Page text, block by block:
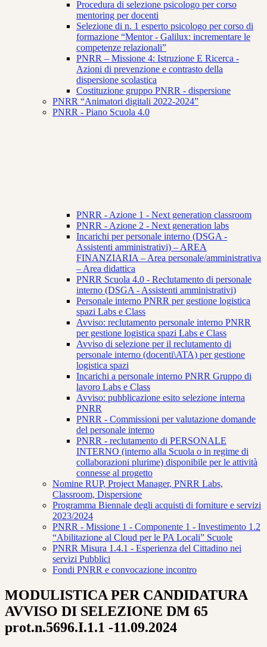
Procedura di selezione psicologo per corso
mentoring per docenti
Selezione di n. 1 esperto psicologo per corso di
formazione “Mentor - Galilux: incrementare le
competenze relazionali”
PNRR – Missione 4: Istruzione E Ricerca -
Azioni di prevenzione e contrasto della
dispersione scolastica
Costituzione gruppo PNRR - dispersione
PNRR “Animatori digitali 2022-2024”
PNRR - Piano Scuola 4.0
PNRR - Azione 1 - Next generation classroom
PNRR - Azione 2 - Next generation labs
Incarichi per personale interno (DSGA -
Assistenti amministrativi) – AREA
FINANZIARIA – Area personale/amministrativa
– Area didattica
PNRR Scuola 4.0 - Reclutamento di personale
interno (DSGA - Assistenti amministrativi)
Personale interno PNRR per gestione logistica
spazi Labs e Class
Avviso: reclutamento personale interno PNRR
per gestione logistica spazi Labs e Class
Avviso di selezione per il reclutamento di
personale interno (docenti\ATA) per gestione
logistica spazi
Incarichi a personale interno PNRR Gruppo di
lavoro Labs e Class
Avviso: pubblicazione esito selezione interna
PNRR
PNRR - Commissioni per valutazione domande
del personale interno
PNRR - reclutamento di PERSONALE
INTERNO (interno alla Scuola o in regime di
collaborazioni plurime) disponibile per le attività
connesse al progetto
Nomine RUP, Project Manager, PNRR Labs,
Classroom, Dispersione
Programma Biennale degli acquisti di forniture e servizi
2023/2024
PNRR - Missione 1 - Componente 1 - Investimento 1.2
“Abilitazione al Cloud per le PA Locali” Scuole
PNRR Misura 1.4.1 - Esperienza del Cittadino nei
servizi Pubblici
Fondi PNRR e convocazione incontro
MODULISTICA PER CANDIDATURA
AVVISO DI SELEZIONE DM 65
prot.n.5696.I.1.1 -11.09.2024